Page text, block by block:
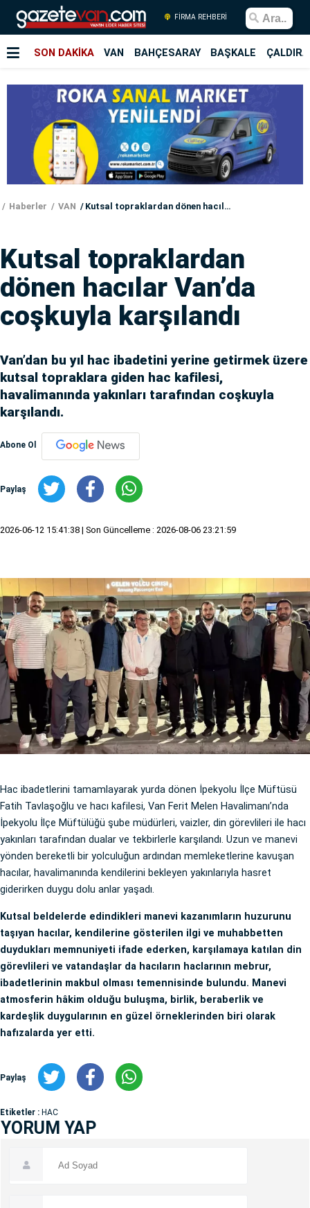
FİRMA REHBERİ
SON DAKİKA VAN BAHÇESARAY BAŞKALE
Haberler VAN Kutsal topraklardan dönen hacılar Van’da coşkuyla karşılandı
Kutsal topraklardan
dönen hacılar Van’da
coşkuyla karşılandı
Van’dan bu yıl hac ibadetini yerine getirmek üzere
kutsal topraklara giden hac kafilesi,
havalimanında yakınları tarafından coşkuyla
karşılandı.
Abone Ol
Paylaş
2026-06-12 15:41:38 | Son Güncelleme : 2026-08-06 23:21:59
Hac ibadetlerini tamamlayarak yurda dönen İpekyolu İlçe Müftüsü
Fatih Tavlaşoğlu ve hacı kafilesi, Van Ferit Melen Havalimanı’nda
İpekyolu İlçe Müftülüğü şube müdürleri, vaizler, din görevlileri ile hacı
yakınları tarafından dualar ve tekbirlerle karşılandı. Uzun ve manevi
yönden bereketli bir yolculuğun ardından memleketlerine kavuşan
hacılar, havalimanında kendilerini bekleyen yakınlarıyla hasret
giderirken duygu dolu anlar yaşadı.
Kutsal beldelerde edindikleri manevi kazanımların huzurunu
taşıyan hacılar, kendilerine gösterilen ilgi ve muhabbetten
duydukları memnuniyeti ifade ederken, karşılamaya katılan din
görevlileri ve vatandaşlar da hacıların haclarının mebrur,
ibadetlerinin makbul olması temennisinde bulundu. Manevi
atmosferin hâkim olduğu buluşma, birlik, beraberlik ve
kardeşlik duygularının en güzel örneklerinden biri olarak
hafızalarda yer etti.
Paylaş
Etiketler : HAC
YORUM YAP